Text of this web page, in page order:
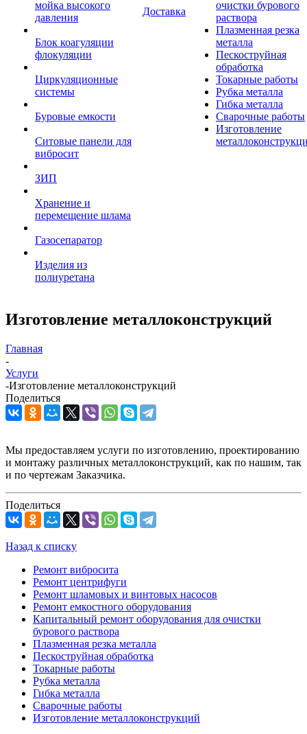
мойка высокого
давления
Блок коагуляции
флокуляции
Циркуляционные
системы
Буровые емкости
Ситовые панели для
вибросит
ЗИП
Хранение и
перемещение шлама
Газосепаратор
Изделия из
полиуретана
Доставка
очистки бурового
раствора
Плазменная резка
металла
Пескоструйная
обработка
Токарные работы
Рубка металла
Гибка металла
Сварочные работы
Изготовление
Изготовление металлоконструкций
Главная
-
Услуги
-Изготовление металлоконструкций
Поделиться
Мы предоставляем услуги по изготовлению, проектированию
и монтажу различных металлоконструкций, как по нашим, так
и по чертежам Заказчика.
Поделиться
Назад к списку
Ремонт вибросита
Ремонт центрифуги
Ремонт шламовых и винтовых насосов
Ремонт емкостного оборудования
Капитальный ремонт оборудования для очистки
бурового раствора
Плазменная резка металла
Пескоструйная обработка
Токарные работы
Рубка металла
Гибка металла
Сварочные работы
Изготовление металлоконструкций